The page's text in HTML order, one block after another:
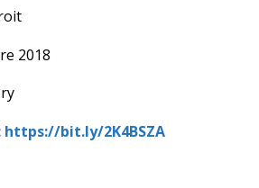
2018
https://bit.ly/2K4BSZA